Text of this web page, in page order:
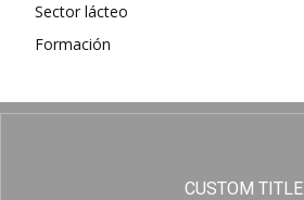
Sector lácteo
Formación
CUSTOM TITLE